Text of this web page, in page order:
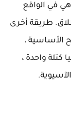
هي في الواقع
طريقة أخرى
الأساسية ،
كتلة واحدة ،